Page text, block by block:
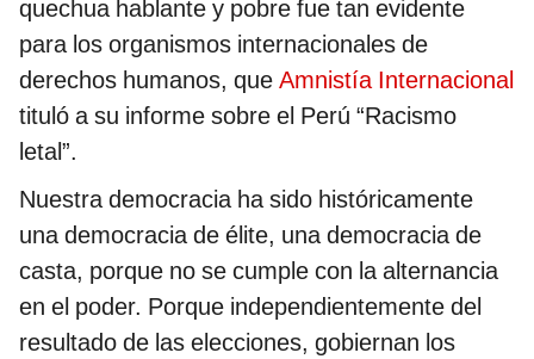
quechua hablante y pobre fue tan evidente
para los organismos internacionales de
derechos humanos, que Amnistía Internacional
tituló a su informe sobre el Perú “Racismo
letal”.
Nuestra democracia ha sido históricamente
una democracia de élite, una democracia de
casta, porque no se cumple con la alternancia
en el poder. Porque independientemente del
resultado de las elecciones, gobiernan los